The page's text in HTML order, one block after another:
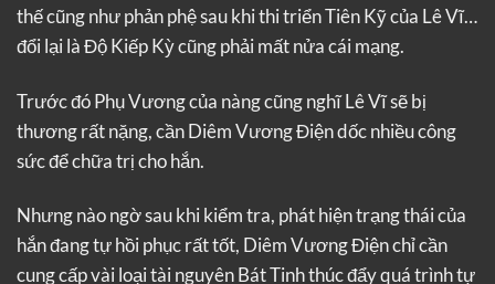
thế cũng như phản phệ sau khi thi triển Tiên Kỹ của Lê Vĩ…
đổi lại là Độ Kiếp Kỳ cũng phải mất nửa cái mạng.
Trước đó Phụ Vương của nàng cũng nghĩ Lê Vĩ sẽ bị
thương rất nặng, cần Diêm Vương Điện dốc nhiều công
sức để chữa trị cho hắn.
Nhưng nào ngờ sau khi kiểm tra, phát hiện trạng thái của
hắn đang tự hồi phục rất tốt, Diêm Vương Điện chỉ cần
cung cấp vài loại tài nguyên Bát Tinh thúc đẩy quá trình tự